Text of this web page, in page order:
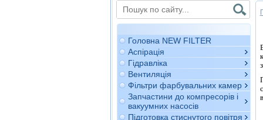
Головна NEW FILTER
Аспірація
Гідравліка
Вентиляція
Фільтри фарбувальних камер
Запчастини до компресорів і
вакуумних насосів
Підготовка стиснутого повітря